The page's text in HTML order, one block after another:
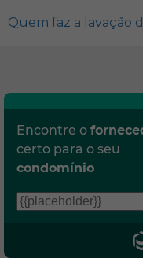
Quem faz a lavação
Encontre o
certo para o seu
condomínio